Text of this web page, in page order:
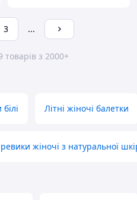
3 ...
товарів з 2000+
Літні жіночі балетки
жіночі з натуральної